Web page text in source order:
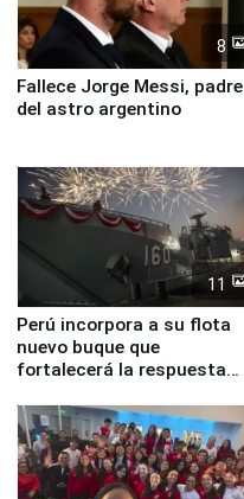
8
Fallece Jorge Messi, padre
del astro argentino
11
Perú incorpora a su flota
nuevo buque que
fortalecerá la respuesta